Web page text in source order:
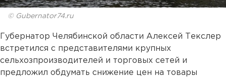
© Gubernator74.ru
Губернатор Челябинской области Алексей Текслер
встретился с представителями крупных
сельхозпроизводителей и торговых сетей и
предложил обдумать снижение цен на товары